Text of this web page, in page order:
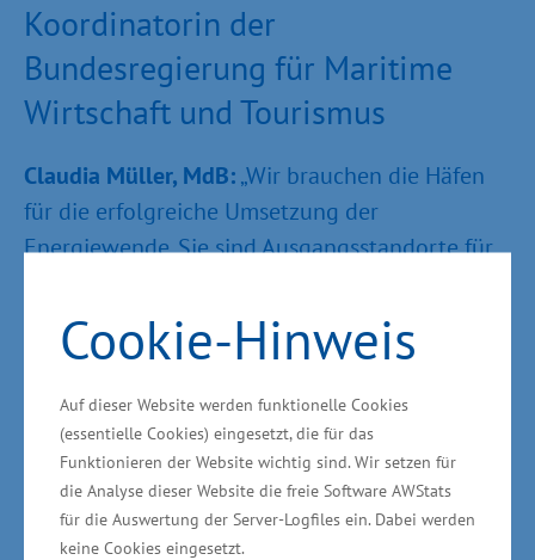
Cookie-Hinweis
Auf dieser Website werden funktionelle Cookies
(essentielle Cookies) eingesetzt, die für das
Funktionieren der Website wichtig sind. Wir setzen für
die Analyse dieser Website die freie Software AWStats
für die Auswertung der Server-Logfiles ein. Dabei werden
keine Cookies eingesetzt.
Koordinatorin der
Bundesregierung für Maritime
Wirtschaft und Tourismus
Claudia Müller, MdB:„Wir brauchen die Häfen
für die erfolgreiche Umsetzung der
Energiewende. Sie sind Ausgangsstandorte für
sind auch das Tor für den Im- und Export von
erneuerbaren Energien. Gleichzeitig ist die
Bedeutung der Häfen für den Im- und Export
von Waren und Gütern weiterhin extrem hoch.
Und über allem steht, dass wir sowohl in den
Häfen wie in der Schifffahrt einen Beitrag dazu
leisten müssen, um unsere ambitionierten